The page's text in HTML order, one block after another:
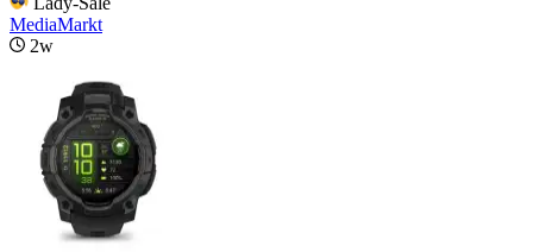
MediaMarkt
2w